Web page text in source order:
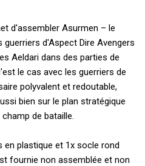
d'assembler Asurmen – le
guerriers d'Aspect Dire Avengers
Aeldari dans des parties de
le cas avec les guerriers de
polyvalent et redoutable,
bien sur le plan stratégique
de bataille.
plastique et 1x socle rond
fournie non assemblée et non